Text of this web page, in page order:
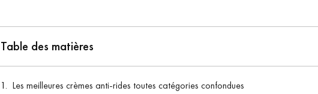
Table des matières
Les meilleures crèmes anti-rides toutes catégories confondues